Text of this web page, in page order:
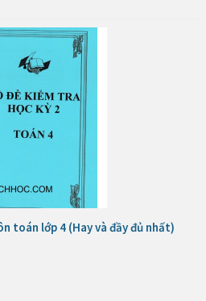
toán lớp 4 (Hay và đầy đủ nhất)